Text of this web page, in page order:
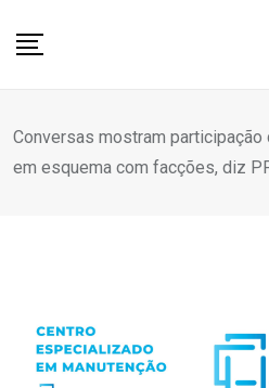
Conversas mostram participação
em esquema com facções, diz